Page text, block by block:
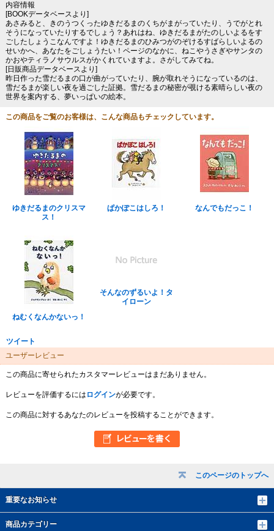
このページのトップへ
重要なお知らせ
商品カテゴリー
内容情報
[BOOKデータベースより]
あさみると、きのうつくったゆきだるまのくちがまがっていたり、うでがとれ
そうになっていたりするでしょう？あれはね、ゆきだるまがたのしいよるをす
ごしたしょうこなんですよ！ゆきだるまのひみつがのぞけるすばらしいよるの
せいかへ、あなたをごしょうたい！ページのなかに、ねこやうさぎやサンタの
かおやティラノサウルスがかくれていますよ。さがしてみてね。
[日販商品データベースより]
昨日作った雪だるまの口が曲がっていたり、腕が取れそうになっているのは、
雪だるまが楽しい夜を過ごした証拠。雪だるまの秘密が覗ける素晴らしい夜の
世界を案内する、夢いっぱいの絵本。
この商品をご覧のお客様は、こんな商品もチェックしています。
ゆきだるまのクリスマ
ス！
ぱかぽこはしろ！ なんでもだっこ！
ねむくなんかないっ！
そんなのずるいよ！タ
イローン
ツイート
ユーザーレビュー
この商品に寄せられたカスタマーレビューはまだありません。
レビューを評価するには ログインが必要です。
この商品に対するあなたのレビューを投稿することができます。